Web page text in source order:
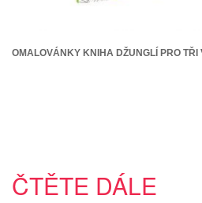
OMALOVÁNKY KNIHA DŽUNGLÍ PRO TŘI
ČTĚTE DÁLE